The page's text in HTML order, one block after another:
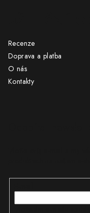
Recenze
Doprava a platba
O nás
Kontakty